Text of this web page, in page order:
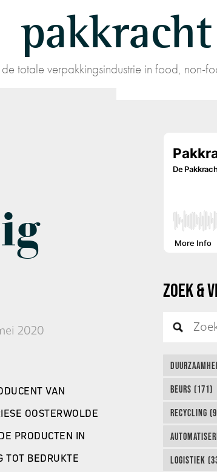
pakkracht
totale verpakkingsindustrie in food, non-
2020
VAN
OOSTERWOLDE
PRODUCTEN IN
TOT BEDRUKTE
ZOEK &
BEURS (171)
RECYCLING
LOGISTIEK